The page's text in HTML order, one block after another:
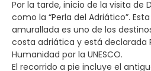
Por la tarde, inicio de la visita de
como la “Perla del Adriático”.
amurallada es uno de los
costa adriática y está declarada
Humanidad por la UNESCO.
El recorrido a pie incluye el